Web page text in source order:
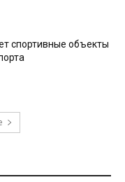
спортивные объекты